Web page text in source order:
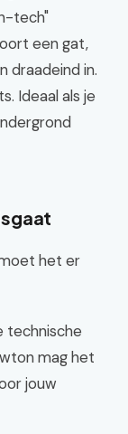
tech"
een gat,
draadeind in.
Ideaal als je
het er
technische
mag het
jouw